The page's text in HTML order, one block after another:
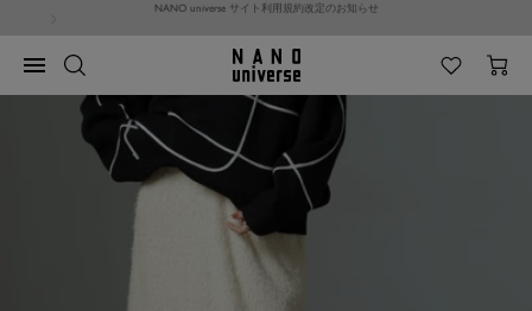
ツ
【Android端末をご利用のお客様】ご注文に関する不具合のお知らせ
ナ
NANO
universe